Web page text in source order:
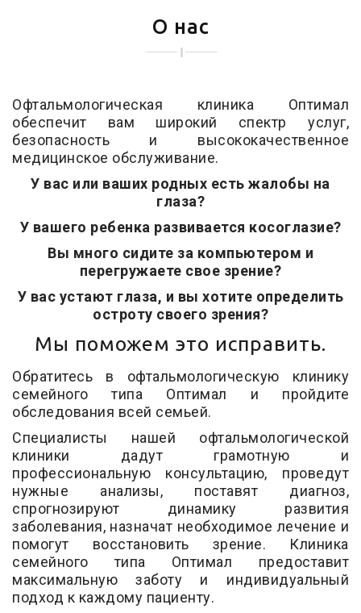
О нас
Офтальмологическая клиника Оптимал
обеспечит вам широкий спектр услуг,
безопасность и высококачественное
медицинское обслуживание.
У вас или ваших родных есть жалобы на
глаза?
У вашего ребенка развивается косоглазие?
Вы много сидите за компьютером и
перегружаете свое зрение?
У вас устают глаза, и вы хотите определить
остроту своего зрения?
Мы поможем это исправить.
Обратитесь в офтальмологическую клинику
семейного типа Оптимал и пройдите
обследования всей семьей.
Специалисты нашей офтальмологической
клиники дадут грамотную и
профессиональную консультацию, проведут
нужные анализы, поставят диагноз,
спрогнозируют динамику развития
заболевания, назначат необходимое лечение и
помогут восстановить зрение. Клиника
семейного типа Оптимал предоставит
максимальную заботу и индивидуальный
подход к каждому пациенту.